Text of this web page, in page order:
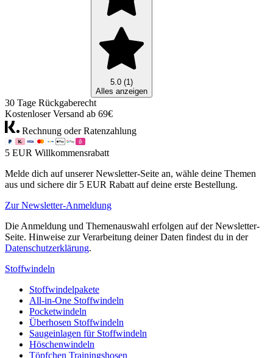
5.0 (1)
Alles anzeigen
30 Tage Rückgaberecht
Kostenloser Versand ab 69€
Rechnung oder Ratenzahlung
5 EUR Willkommensrabatt
Melde dich auf unserer Newsletter-Seite an, wähle deine Themen
aus und sichere dir 5 EUR Rabatt auf deine erste Bestellung.
Zur Newsletter-Anmeldung
Die Anmeldung und Themenauswahl erfolgen auf der Newsletter-
Seite. Hinweise zur Verarbeitung deiner Daten findest du in der
Datenschutzerklärung.
Stoffwindeln
Stoffwindelpakete
All-in-One Stoffwindeln
Pocketwindeln
Überhosen Stoffwindeln
Saugeinlagen für Stoffwindeln
Höschenwindeln
Töpfchen Trainingshosen